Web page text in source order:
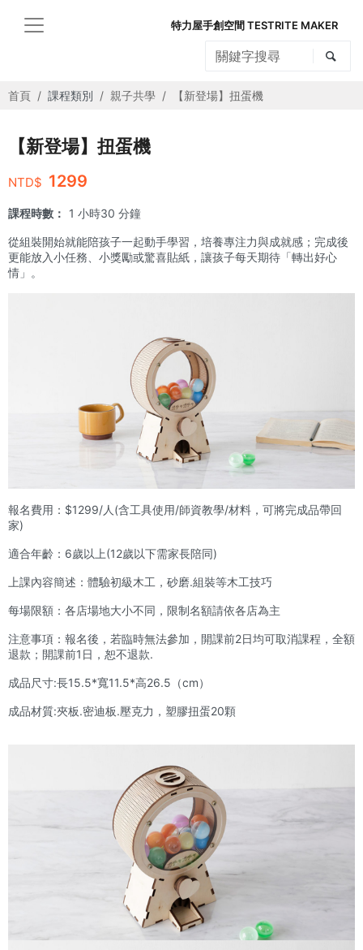
特力屋手創空間 TESTRITE MAKER
首頁 課程類別 親子共學 【新登場】扭蛋機
【新登場】扭蛋機
NTD$ 1299
課程時數： 1 小時30 分鐘
從組裝開始就能陪孩子一起動手學習，培養專注力與成就感；完成後
更能放入小任務、小獎勵或驚喜貼紙，讓孩子每天期待「轉出好心
情」。
報名費用：$1299/人(含工具使用/師資教學/材料，可將完成品帶回
家)
適合年齡：6歲以上(12歲以下需家長陪同)
上課內容簡述：體驗初級木工，砂磨.組裝等木工技巧
每場限額：各店場地大小不同，限制名額請依各店為主
注意事項：報名後，若臨時無法參加，開課前2日均可取消課程，全額
退款；開課前1日，恕不退款.
成品尺寸:長15.5*寬11.5*高26.5（cm）
成品材質:夾板.密迪板.壓克力，塑膠扭蛋20顆